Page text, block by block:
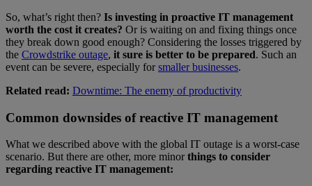
So, what’s right then? Is investing in proactive IT management
worth the cost it creates? Or is waiting on and fixing things once
they break down good enough? Considering the losses triggered by
the Crowdstrike outage, it sure is better to be prepared. Such an
event can be severe, especially forsmaller businesses.
Related read: Downtime: The enemy of productivity
Common downsides of reactive IT management
What we described above with the global IT outage is a worst-case
scenario. But there are other, more minorthings to consider
regarding reactive IT management: